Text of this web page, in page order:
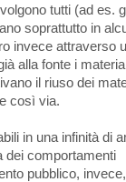
tutti (ad es.
soprattutto in
invece attraverso
alla fonte i
il riuso dei
così via.
in una infinità di
dei comportamenti
pubblico, invece,